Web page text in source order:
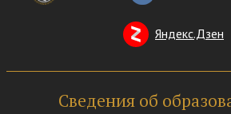
Яндекс.Дзен
Сведения об